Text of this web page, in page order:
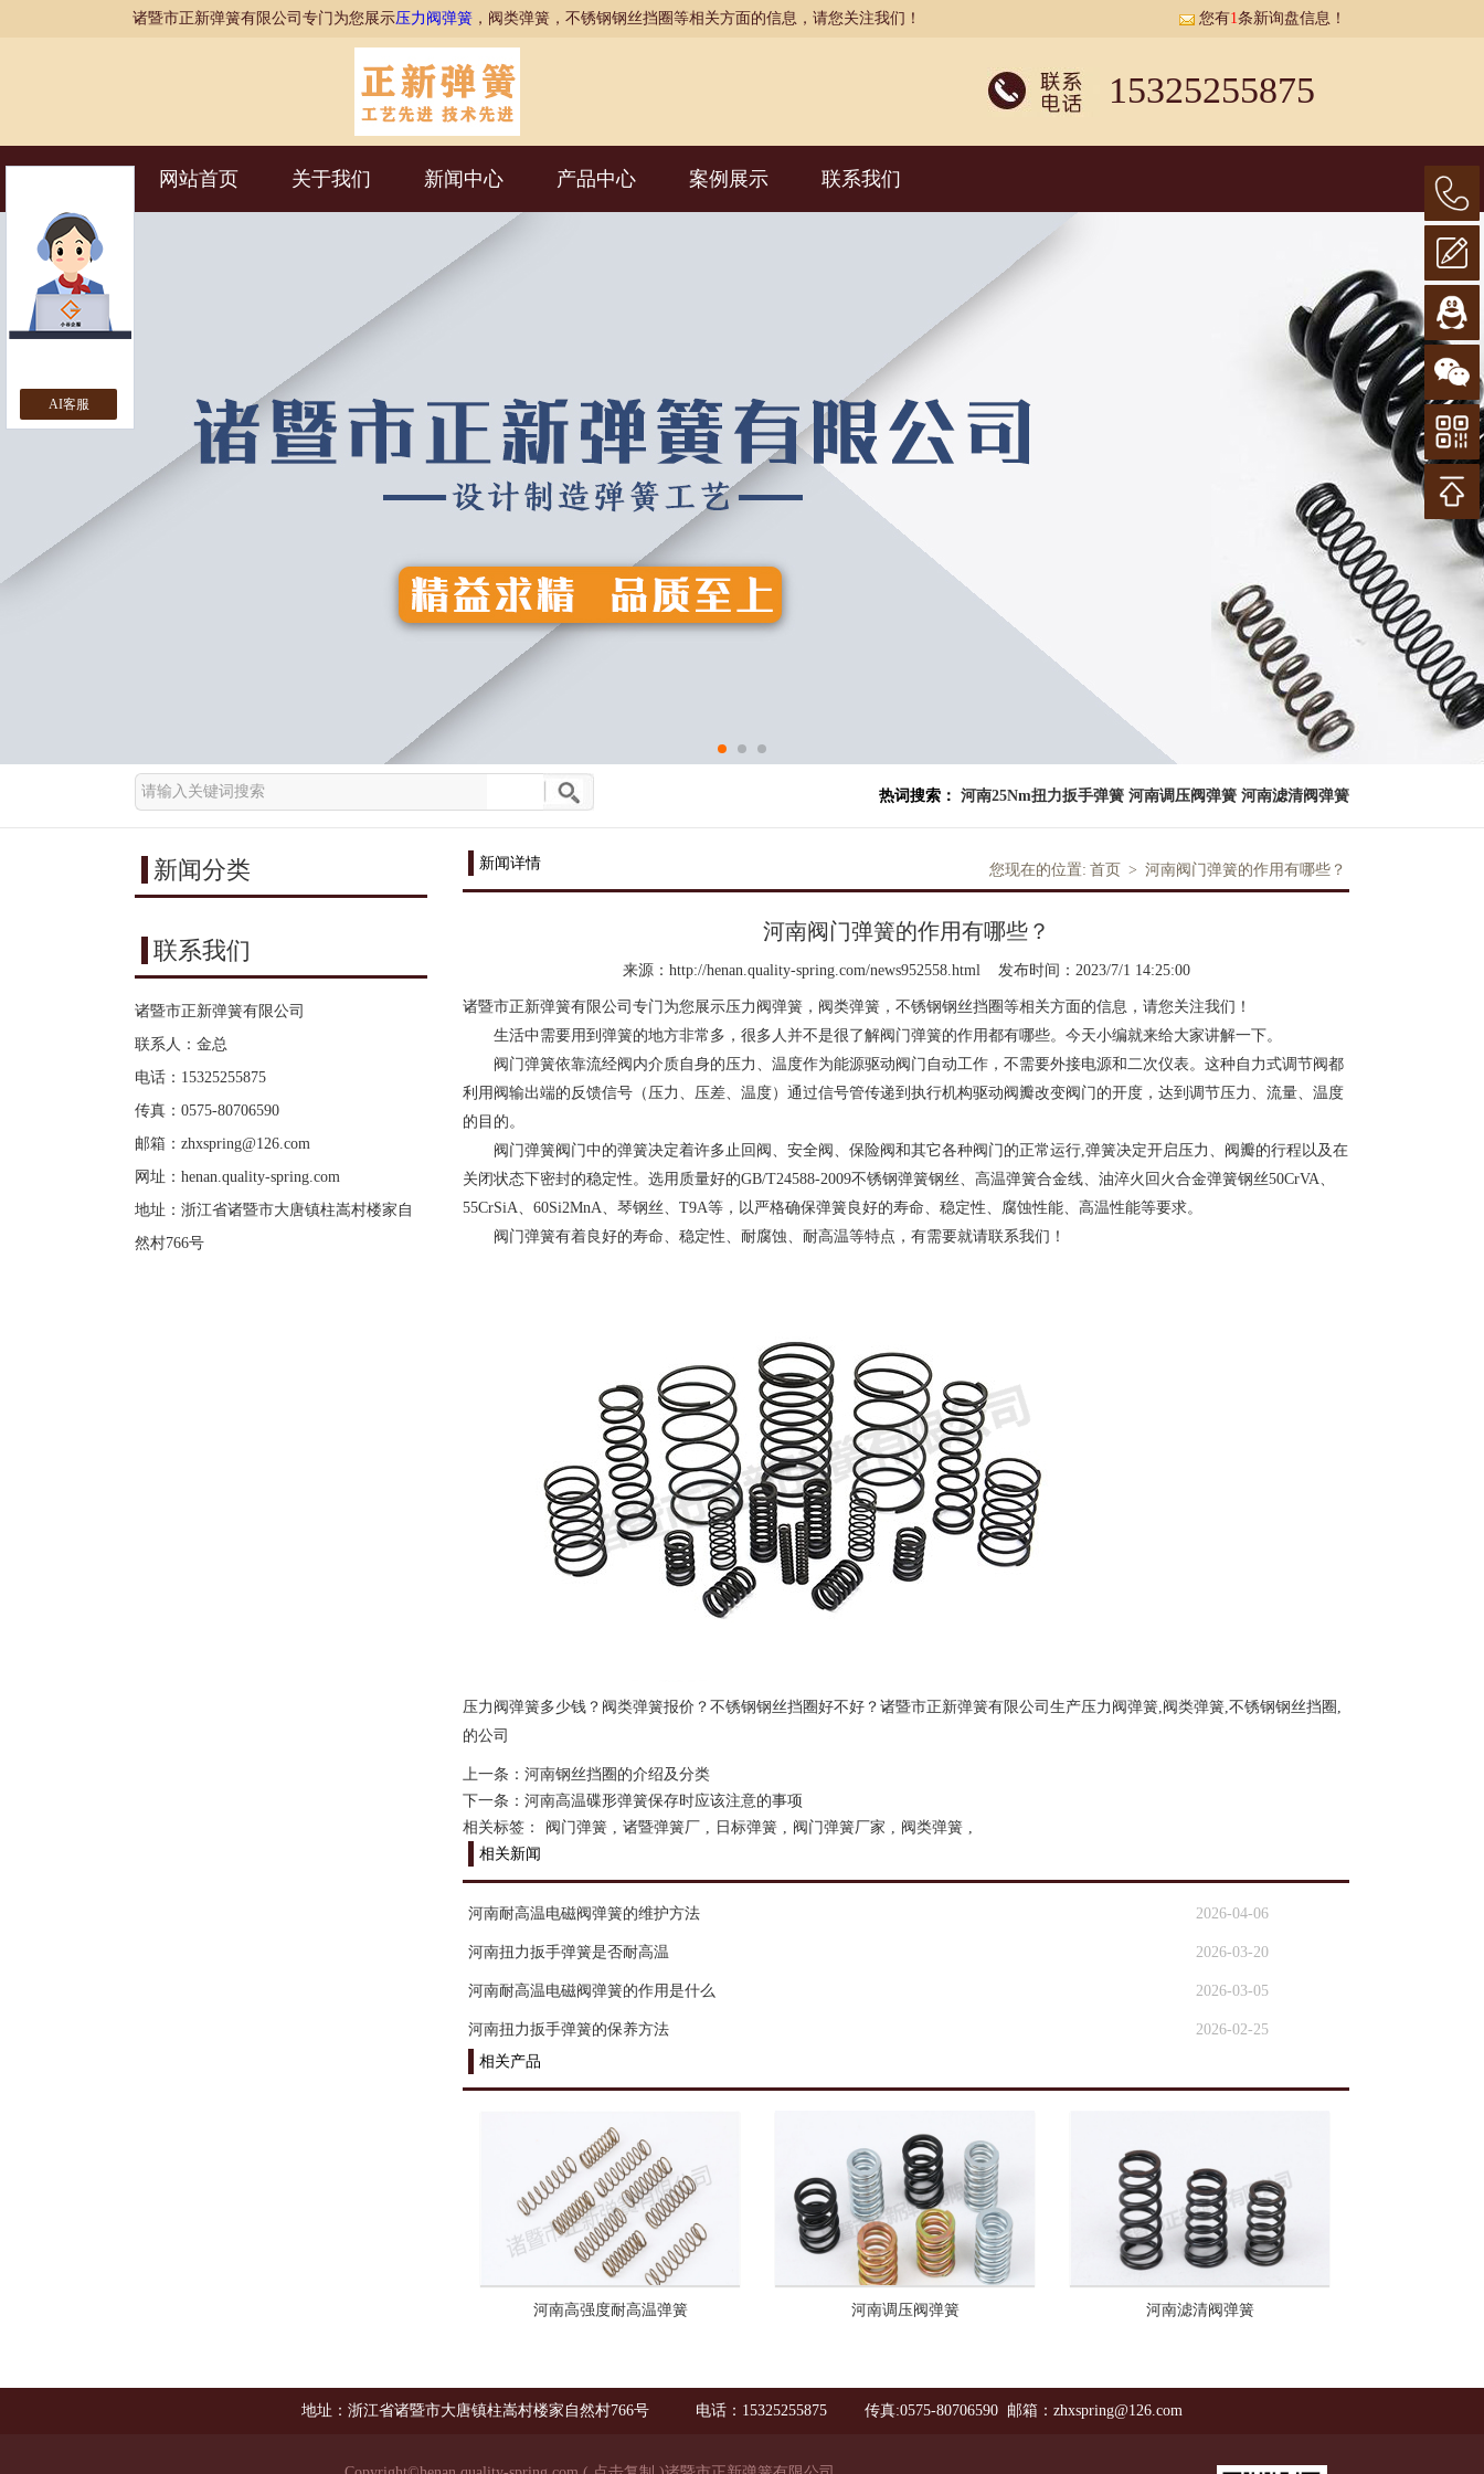
诸暨市正新弹簧有限公司专门为您展示压力阀弹簧 ，阀类弹簧，不锈钢钢丝挡圈等相关方面的信息，请您关注我们！ 您有1条新询盘信息！
15325255875
网站首页 关于我们 新闻中心 产品中心 案例展示 联系我们
热词搜索： 河南25Nm扭力扳手弹簧 河南调压阀弹簧 河南滤清阀弹簧
新闻分类
联系我们
诸暨市正新弹簧有限公司
联系人：金总
电话：15325255875
传真：0575-80706590
邮箱： zhxspring@126.com
网址： henan.quality-spring.com
地址：浙江省诸暨市大唐镇柱嵩村楼家自
然村766号
新闻详情 您现在的位置: 首页 > 河南阀门弹簧的作用有哪些？
河南阀门弹簧的作用有哪些？
来源：http://henan.quality-spring.com/news952558.html 发布时间：2023/7/1 14:25:00
诸暨市正新弹簧有限公司专门为您展示压力阀弹簧 ，阀类弹簧，不锈钢钢丝挡圈等相关方面的信息，请您关注我们！
生活中需要用到弹簧的地方非常多，很多人并不是很了解阀门弹簧的作用都有哪些。今天小编就来给大家讲解一下。
阀门弹簧依靠流经阀内介质自身的压力、温度作为能源驱动阀门自动工作，不需要外接电源和二次仪表。这种自力式调节阀都
利用阀输出端的反馈信号（压力、压差、温度）通过信号管传递到执行机构驱动阀瓣改变阀门的开度，达到调节压力、流量、温度
的目的。
阀门弹簧阀门中的弹簧决定着许多止回阀、安全阀、保险阀和其它各种阀门的正常运行,弹簧决定开启压力、阀瓣的行程以及在
关闭状态下密封的稳定性。选用质量好的GB/T24588-2009不锈钢弹簧钢丝、高温弹簧合金线、油淬火回火合金弹簧钢丝50CrVA、
55CrSiA、60Si2MnA、琴钢丝、T9A等，以严格确保弹簧良好的寿命、稳定性、腐蚀性能、高温性能等要求。
阀门弹簧有着良好的寿命、稳定性、耐腐蚀、耐高温等特点，有需要就请联系我们！
压力阀弹簧多少钱？阀类弹簧报价？不锈钢钢丝挡圈好不好？诸暨市正新弹簧有限公司生产压力阀弹簧,阀类弹簧,不锈钢钢丝挡圈,
的公司
上一条： 河南钢丝挡圈的介绍及分类
下一条： 河南高温碟形弹簧保存时应该注意的事项
相关标签：
阀门弹簧 , 诸暨弹簧厂 , 日标弹簧 , 阀门弹簧厂家 , 阀类弹簧 ,
相关新闻
河南耐高温电磁阀弹簧的维护方法 2026-04-06
河南扭力扳手弹簧是否耐高温 2026-03-20
河南耐高温电磁阀弹簧的作用是什么 2026-03-05
河南扭力扳手弹簧的保养方法
2026-02-25
相关产品
河南高强度耐高温弹簧 河南调压阀弹簧 河南滤清阀弹簧
地址：浙江省诸暨市大唐镇柱嵩村楼家自然村766号 电话：15325255875 传真:0575-80706590 邮箱：zhxspring@126.com
AI客服